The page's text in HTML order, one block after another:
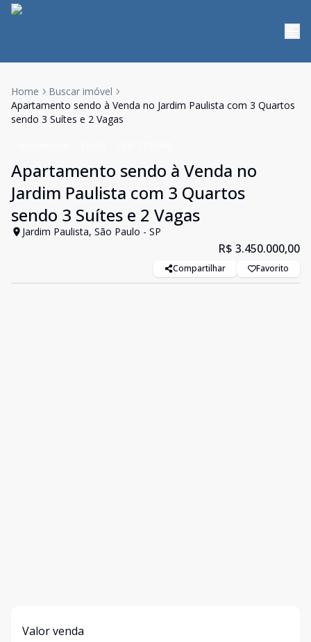
Home
Buscar imóvel
Apartamento sendo à Venda no Jardim Paulista com 3 Quartos
sendo 3 Suítes e 2 Vagas
Apartamento sendo à Venda no
Jardim Paulista com 3 Quartos
sendo 3 Suítes e 2 Vagas
Jardim Paulista, São Paulo - SP
R$ 3.450.000,00
Compartilhar Favorito
Valor venda